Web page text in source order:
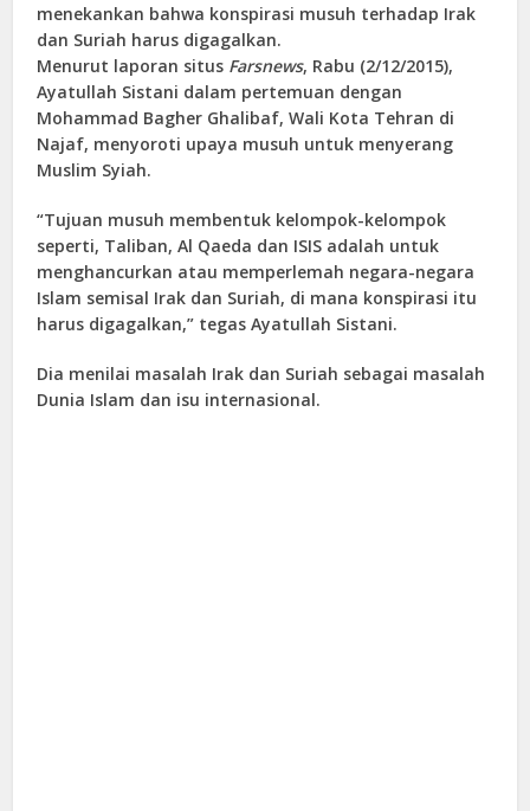
menekankan bahwa konspirasi musuh terhadap Irak
dan Suriah harus digagalkan.
Menurut laporan situs Farsnews, Rabu (2/12/2015),
Ayatullah Sistani dalam pertemuan dengan
Mohammad Bagher Ghalibaf, Wali Kota Tehran di
Najaf, menyoroti upaya musuh untuk menyerang
Muslim Syiah.
“Tujuan musuh membentuk kelompok-kelompok
seperti, Taliban, Al Qaeda dan ISIS adalah untuk
menghancurkan atau memperlemah negara-negara
Islam semisal Irak dan Suriah, di mana konspirasi itu
harus digagalkan,” tegas Ayatullah Sistani.
Dia menilai masalah Irak dan Suriah sebagai masalah
Dunia Islam dan isu internasional.